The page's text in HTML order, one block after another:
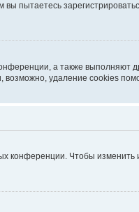
пытаетесь
а также выполняют
возможно, удаление cookies
конференции. Чтобы изменить